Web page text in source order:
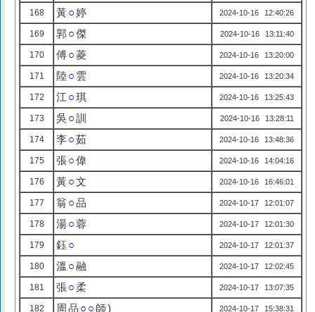
168 黃○婷 2024-10-16 12:40:26
169 郭 ○傑 2024-10-16 13:11:40
170 傅○菱 2024-10-16 13:20:00
171 陸○ 雲 2024-10-16 13:20:34
172 江 ○琪 2024-10-16 13:25:43
173 吳 ○訓 2024-10-16 13:28:11
174 李○茹 2024-10-16 13:48:36
175 張○偉 2024-10-16 14:04:16
176 黃○文 2024-10-16 16:46:01
177 翁 ○品 2024-10-17 12:01:07
178 湯○蓉 2024-10-17 12:01:30
179 鈺 ○ 2024-10-17 12:01:37
180 溫 ○融 2024-10-17 12:02:45
181 張○柔 2024-10-17 13:07:35
182 周品 ○○ 師) 2024-10-17 15:38:31